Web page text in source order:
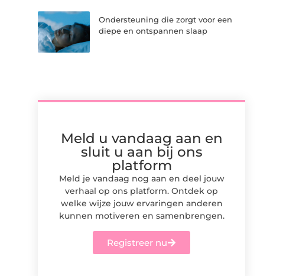
Ondersteuning die zorgt voor een
diepe en ontspannen slaap
Meld u vandaag aan en
sluit u aan bij ons
platform
Meld je vandaag nog aan en deel jouw
verhaal op ons platform. Ontdek op
welke wijze jouw ervaringen anderen
kunnen motiveren en samenbrengen.
Registreer nu